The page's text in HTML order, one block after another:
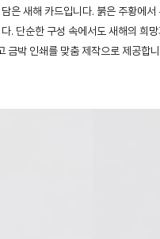
은 새해 카드입니다. 붉은 주황에
. 단순한 구성 속에서도 새해의 희
금박 인쇄를 맞춤 제작으로 제공합